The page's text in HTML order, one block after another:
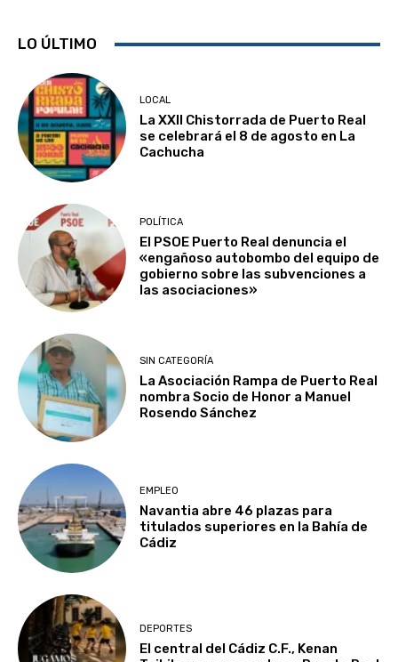
LO ÚLTIMO
LOCAL
La XXII Chistorrada de Puerto Real
se celebrará el 8 de agosto en La
Cachucha
POLÍTICA
El PSOE Puerto Real denuncia el
«engañoso autobombo del equipo de
gobierno sobre las subvenciones a
las asociaciones»
SIN CATEGORÍA
La Asociación Rampa de Puerto Real
nombra Socio de Honor a Manuel
Rosendo Sánchez
EMPLEO
Navantia abre 46 plazas para
titulados superiores en la Bahía de
Cádiz
DEPORTES
El central del Cádiz C.F., Kenan